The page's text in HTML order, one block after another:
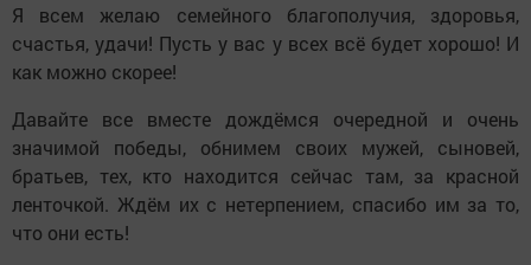
Я всем желаю семейного благополучия, здоровья,
счастья, удачи! Пусть у вас у всех всё будет хорошо! И
как можно скорее!
Давайте все вместе дождёмся очередной и очень
значимой победы, обнимем своих мужей, сыновей,
братьев, тех, кто находится сейчас там, за красной
ленточкой. Ждём их с нетерпением, спасибо им за то,
что они есть!